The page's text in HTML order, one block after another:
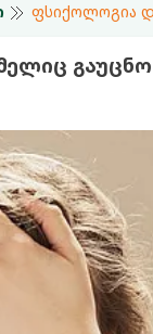
ფსიქოლოგია